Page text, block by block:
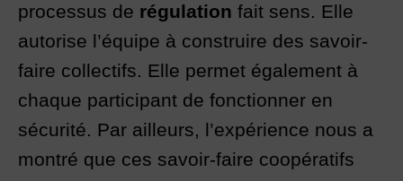
processus de régulation fait sens. Elle
autorise l’équipe à construire des savoir-
faire collectifs. Elle permet également à
chaque participant de fonctionner en
sécurité. Par ailleurs, l’expérience nous a
montré que ces savoir-faire coopératifs